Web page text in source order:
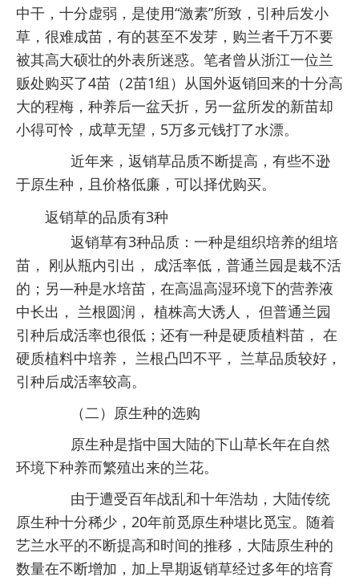
中干，十分虚弱，是使用“激素”所致，引种后发小
草，很难成苗，有的甚至不发芽，购兰者千万不要
被其高大硕壮的外表所迷惑。笔者曾从浙江一位兰
贩处购买了4苗（2苗1组）从国外返销回来的十分高
大的程梅，种养后一盆夭折，另一盆所发的新苗却
小得可怜，成草无望，5万多元钱打了水漂。
近年来，返销草品质不断提高，有些不逊
于原生种，且价格低廉，可以择优购买。
返销草的品质有3种
返销草有3种品质：一种是组织培养的组培
苗， 刚从瓶内引出， 成活率低，普通兰园是栽不活
的；另—种是水培苗，在高温高湿环境下的营养液
中长出， 兰根圆润， 植株高大诱人， 但普通兰园
引种后成活率也很低； 还有一种是硬质植料苗， 在
硬质植料中培养， 兰根凸凹不平， 兰草品质较好，
引种后成活率较高。
（二）原生种的选购
原生种是指中国大陆的下山草长年在自然
环境下种养而繁殖出来的兰花。
由于遭受百年战乱和十年浩劫，大陆传统
原生种十分稀少，20年前觅原生种堪比觅宝。随着
艺兰水平的不断提高和时间的推移，大陆原生种的
数量在不断增加，加上早期返销草经过多年的培育